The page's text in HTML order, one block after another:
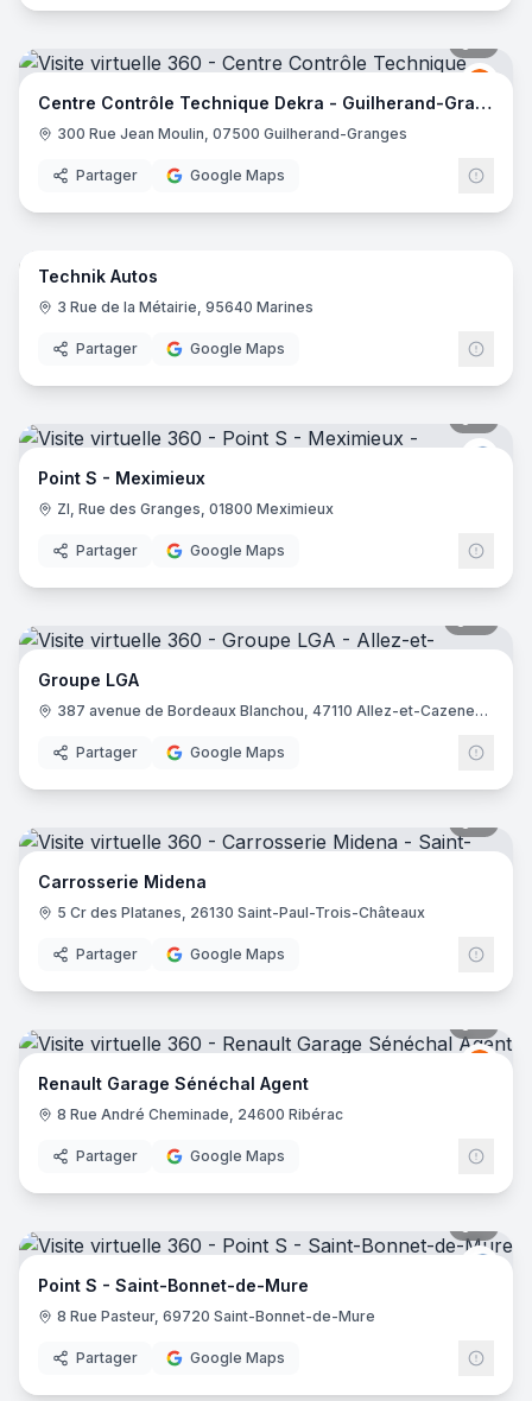
Centre Contrôle Technique Dekra - Guilherand-Granges
300 Rue Jean Moulin, 07500 Guilherand-Granges
Partager Google Maps
8
Technik Autos
3 Rue de la Métairie, 95640 Marines
Partager Google Maps
Point S - Meximieux
ZI, Rue des Granges, 01800 Meximieux
Partager Google Maps
Groupe LGA
387 avenue de Bordeaux Blanchou, 47110 Allez-et-Cazeneuve
Partager Google Maps
Carrosserie Midena
5 Cr des Platanes, 26130 Saint-Paul-Trois-Châteaux
Partager Google Maps
Renault Garage Sénéchal Agent
8 Rue André Cheminade, 24600 Ribérac
Partager Google Maps
Point S - Saint-Bonnet-de-Mure
8 Rue Pasteur, 69720 Saint-Bonnet-de-Mure
Partager Google Maps